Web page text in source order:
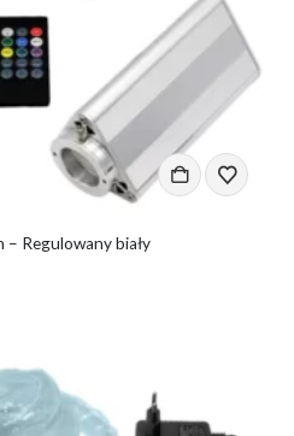
– Regulowany biały